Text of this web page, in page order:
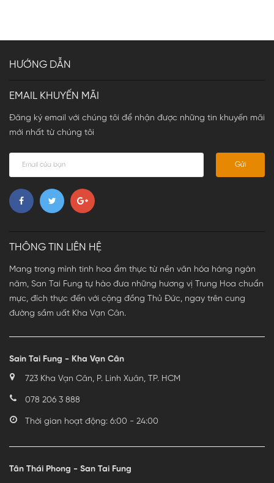
HƯỚNG DẪN
EMAIL KHUYẾN MÃI
Đăng ký email với chúng tôi để nhận được những tin khuyến mãi
mới nhất từ chúng tôi
Gửi
THÔNG TIN LIÊN HỆ
Mang trong mình tinh hoa ẩm thực từ nền văn hóa hàng ngàn
năm, San Tai Fung tự hào đưa những hương vị Trung Hoa chuẩn
mực, đích thực đến với cộng đồng Thủ Đức, ngay trên cung
đường sầm uất Kha Vạn Cân.
Sain Tai Fung - Kha Vạn Cân
723 Kha Vạn Cân, P. Linh Xuân, TP. HCM
078 206 3 888
Thời gian hoạt động: 6:00 - 24:00
Tân Thái Phong - San Tai Fung